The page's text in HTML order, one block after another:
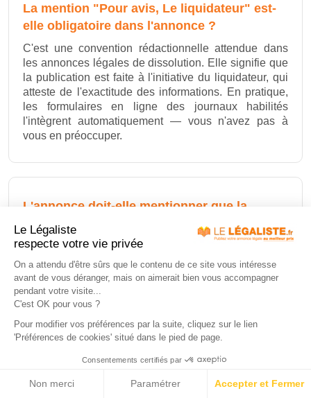
Le Légaliste
respecte votre vie privée
On a attendu d'être sûrs que le contenu de ce site vous intéresse
avant de vous déranger, mais on aimerait bien vous accompagner
pendant votre visite...
C'est OK pour vous ?
Pour modifier vos préférences par la suite, cliquez sur le lien
'Préférences de cookies' situé dans le pied de page.
Consentements certifiés par
Non merci Paramétrer Accepter et Fermer
La mention "Pour avis, Le liquidateur" est-
elle obligatoire dans l'annonce ?
C'est une convention rédactionnelle attendue dans
les annonces légales de dissolution. Elle signifie que
la publication est faite à l'initiative du liquidateur, qui
atteste de l'exactitude des informations. En pratique,
les formulaires en ligne des journaux habilités
l'intègrent automatiquement — vous n'avez pas à
vous en préoccuper.
L'annonce doit-elle mentionner que la
société n'a jamais été exploitée ?
Non. Il n'existe pas de mention spéciale pour les
sociétés sans activité. L'annonce de dissolution d'une
coquille vide est rédigée de la même façon qu'une
dissolution ordinaire. La différence se situe
uniquement dans la simplicité des opérations de
liquidation qui suivront, pas dans le texte de
l'annonce.
VOTRE
Votre annonce légaleau meilleur prix: